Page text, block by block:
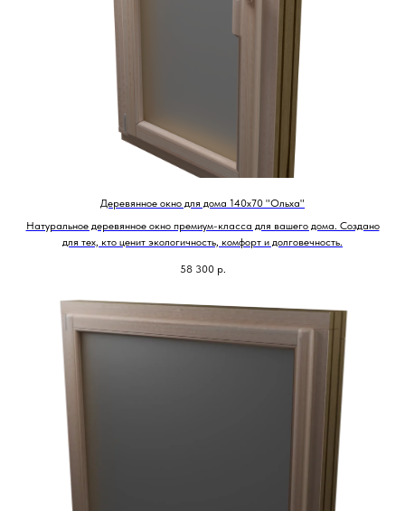
Деревянное окно для дома 140х70 "Ольха"
Натуральное деревянное окно премиум-класса для вашего дома. Создано
для тех, кто ценит экологичность, комфорт и долговечность.
58 300 р.